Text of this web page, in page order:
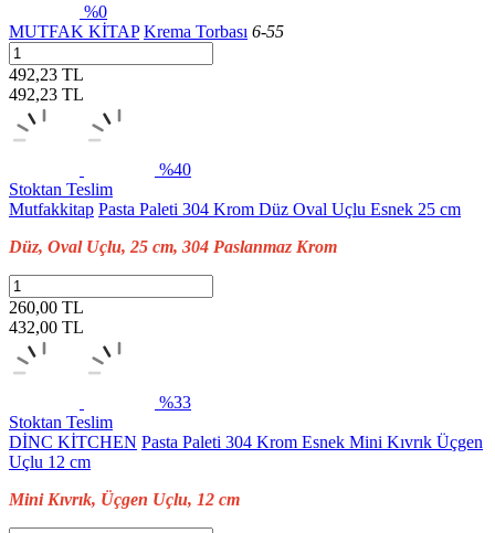
%0
MUTFAK KİTAP Krema Torbası 6-55
492,23 TL
492,23 TL
%40
Stoktan Teslim
Mutfakkitap Pasta Paleti 304 Krom Düz Oval Uçlu Esnek 25 cm
Düz, Oval Uçlu, 25 cm, 304 Paslanmaz Krom
260,00 TL
432,00 TL
%33
Stoktan Teslim
DİNC KİTCHEN Pasta Paleti 304 Krom Esnek Mini Kıvrık Üçgen
Uçlu 12 cm
Mini Kıvrık, Üçgen Uçlu, 12 cm